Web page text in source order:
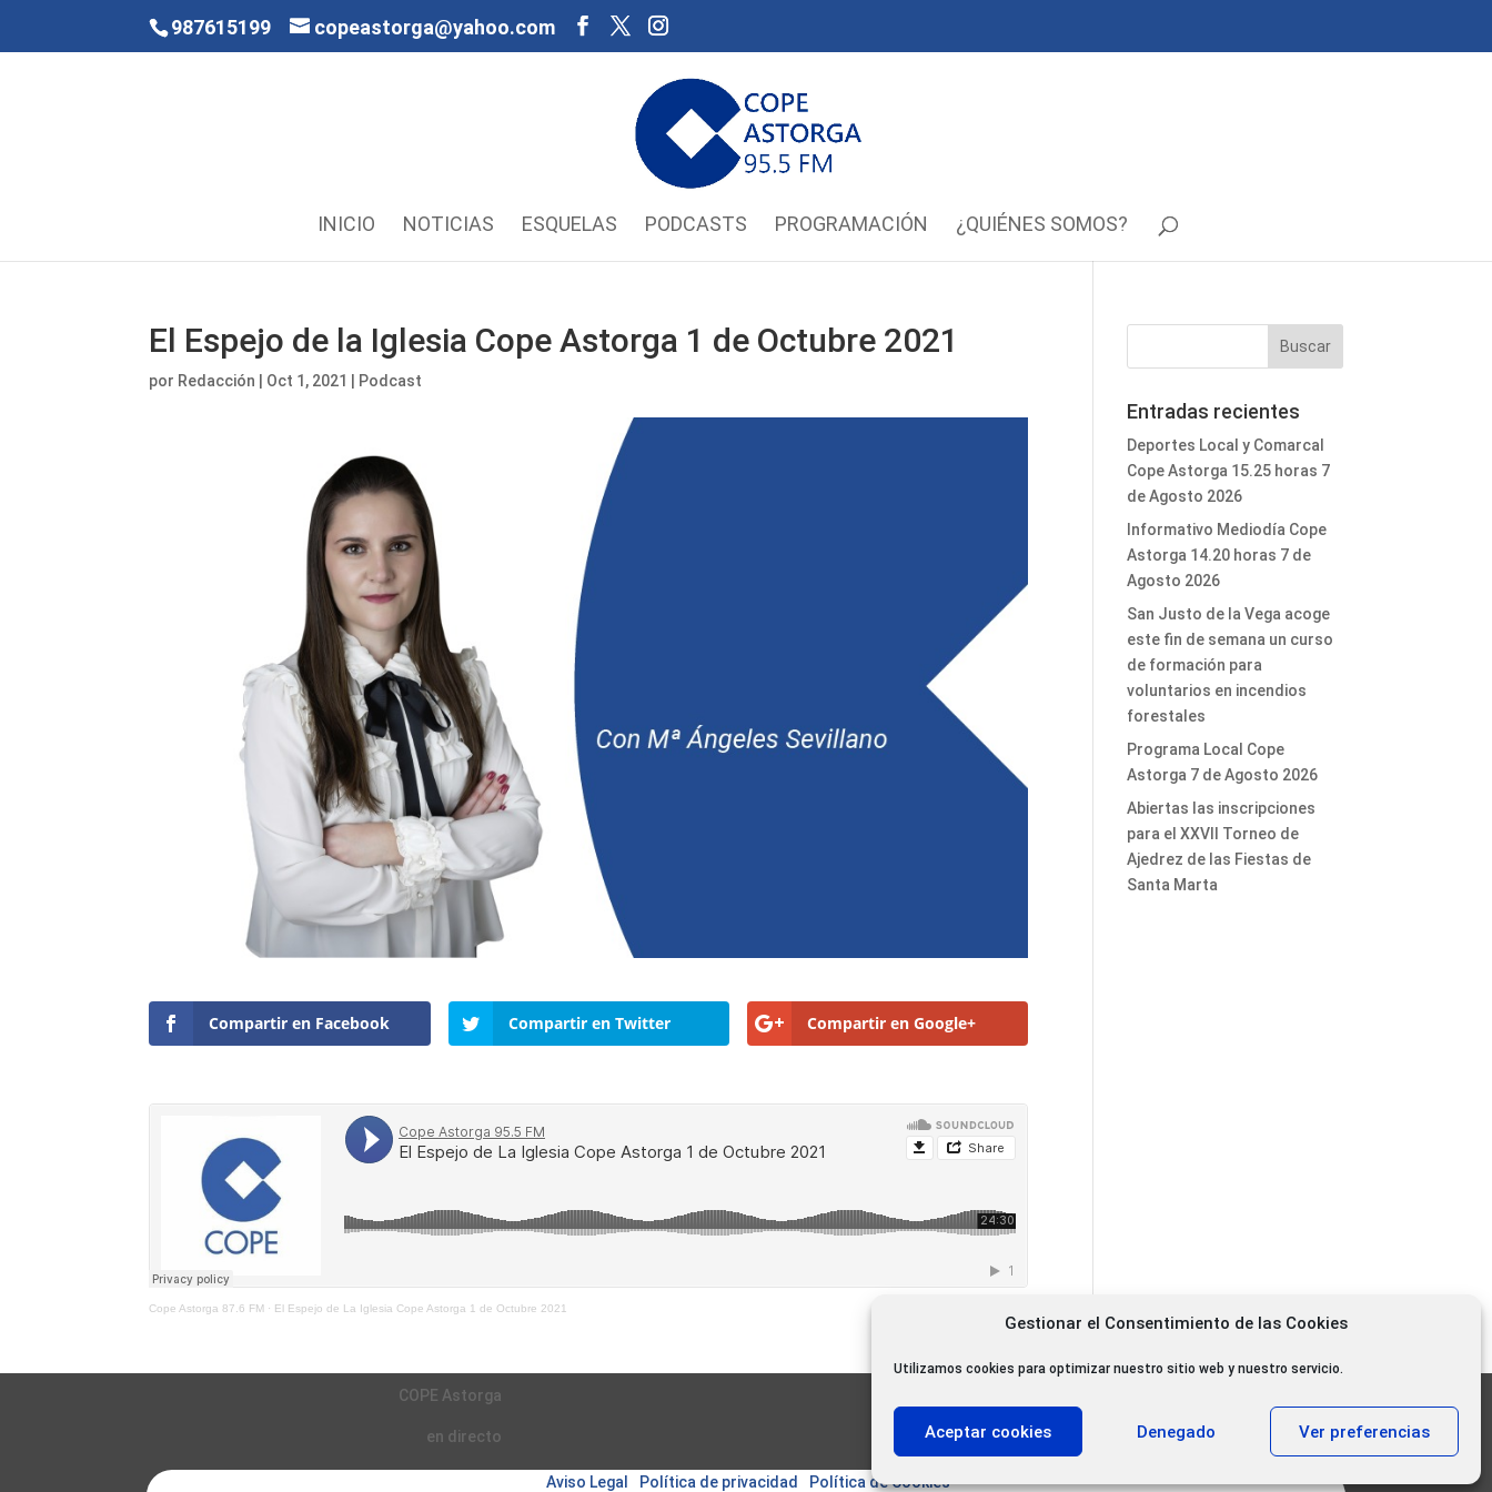
Gestionar el Consentimiento de las Cookies
Utilizamos cookies para optimizar nuestro sitio web y nuestro servicio.
Aceptar cookies Denegado Ver preferencias
987615199 copeastorga@yahoo.com
INICIO NOTICIAS ESQUELAS PODCASTS PROGRAMACIÓN ¿QUIÉNES SOMOS?
El Espejo de la Iglesia Cope Astorga 1 de Octubre 2021
por Redacción Oct 1, 2021 Podcast
Compartir en Facebook Compartir en Twitter Compartir en Google+
Cope Astorga 87.6 FM · El Espejo de La Iglesia Cope Astorga 1 de Octubre 2021
Entradas recientes
Deportes Local y Comarcal
Cope Astorga 15.25 horas 7
de Agosto 2026
Informativo Mediodía Cope
Astorga 14.20 horas 7 de
Agosto 2026
San Justo de la Vega acoge
este fin de semana un curso
de formación para
voluntarios en incendios
forestales
Programa Local Cope
Astorga 7 de Agosto 2026
Abiertas las inscripciones
para el XXVII Torneo de
Ajedrez de las Fiestas de
Santa Marta
COPE Astorga
en directo 11.000 Gracias
Aviso Legal Política de privacidad Política de Cookies